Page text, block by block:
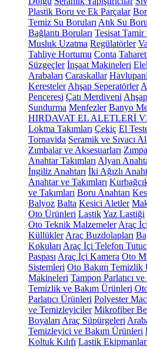
Plastik Boru ve Ek Parçalar
Temiz Su Boruları Atık Su
Bağlantı Boruları Tesisat Tamir
Musluk Uzatma Regülatörler
Tahliye Hortumu Conta
Süzgeçler İnşaat Makineleri
Arabaları Caraskallar
Keresteler Ahşap Seperatörler
Penceresi Çatı Merdiveni
Sundurma Menfezler Banyo
HIRDAVAT EL ALETLERİ
Lokma Takımları Çekiç El
Tornavida Seramik ve Sıvacı
Zımbalar ve Aksesuarları
Anahtar Takımları Alyan
İngiliz Anahtarı İki Ağızlı
Anahtar ve Takımları
ve Takımları Boru Anahtarı
Balyoz Balta Kesici Aletler
Oto Ürünleri LastikYaz Lastiği
Oto Teknik Malzemeler Araç
Küllükler Araç Buzdolapları
Kokuları Araç İçi Telefon
Paspası Araç İçi Kamera Oto
Sistemleri Oto Bakım Temizlik
Makineleri Tampon Parlatıcı
Temizlik ve Bakım Ürünleri
Parlatıcı Ürünleri Polyester
ve Temizleyiciler Mikrofiber
Boyaları Araç Süpürgeleri
Temizleyici ve Bakım Ürünleri
Koltuk Kılıfı Lastik